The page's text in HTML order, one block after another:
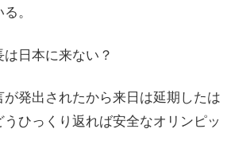
。
日本に来ない？
発出されたから来日は延期したは
ひっくり返れば安全なオリンピッ